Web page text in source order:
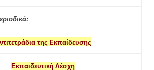
της Εκπαίδευσης
Εκπαιδευτική Λέσχη